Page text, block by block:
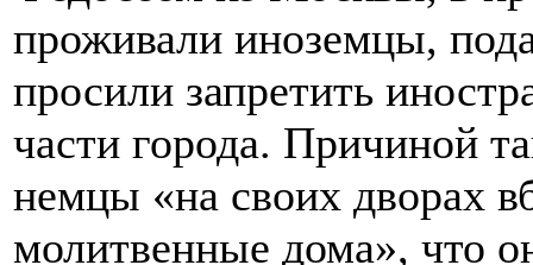
проживали иноземцы,
просили запретить
части города. Причиной
немцы «на своих дворах
молитвенные дома», что